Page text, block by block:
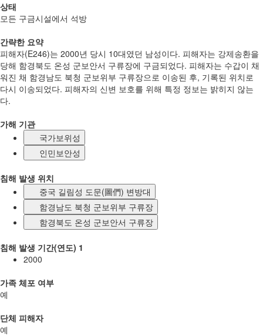
상태
모든 구금시설에서 석방
간략한 요약
피해자(E246)는 2000년 당시 10대였던 남성이다. 피해자는 강제송환을
당해 함경북도 온성 군보안서 구류장에 구금되었다. 피해자는 수갑이 채
워진 채 함경남도 북청 군보위부 구류장으로 이송된 후, 기록된 위치로
다시 이송되었다. 피해자의 신변 보호를 위해 특정 정보는 밝히지 않는
다.
가해 기관
국가보위성
인민보안성
침해 발생 위치
중국 길림성 도문(圖們) 변방대
함경남도 북청 군보위부 구류장
함경북도 온성 군보안서 구류장
침해 발생 기간(연도) 1
2000
가족 체포 여부
예
단체 피해자
예